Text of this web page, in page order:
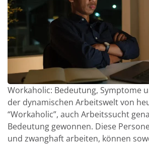
Workaholic: Bedeutung, Symptome
der dynamischen Arbeitswelt von
“Workaholic”, auch Arbeitssucht
Bedeutung gewonnen. Diese
und zwanghaft arbeiten, können